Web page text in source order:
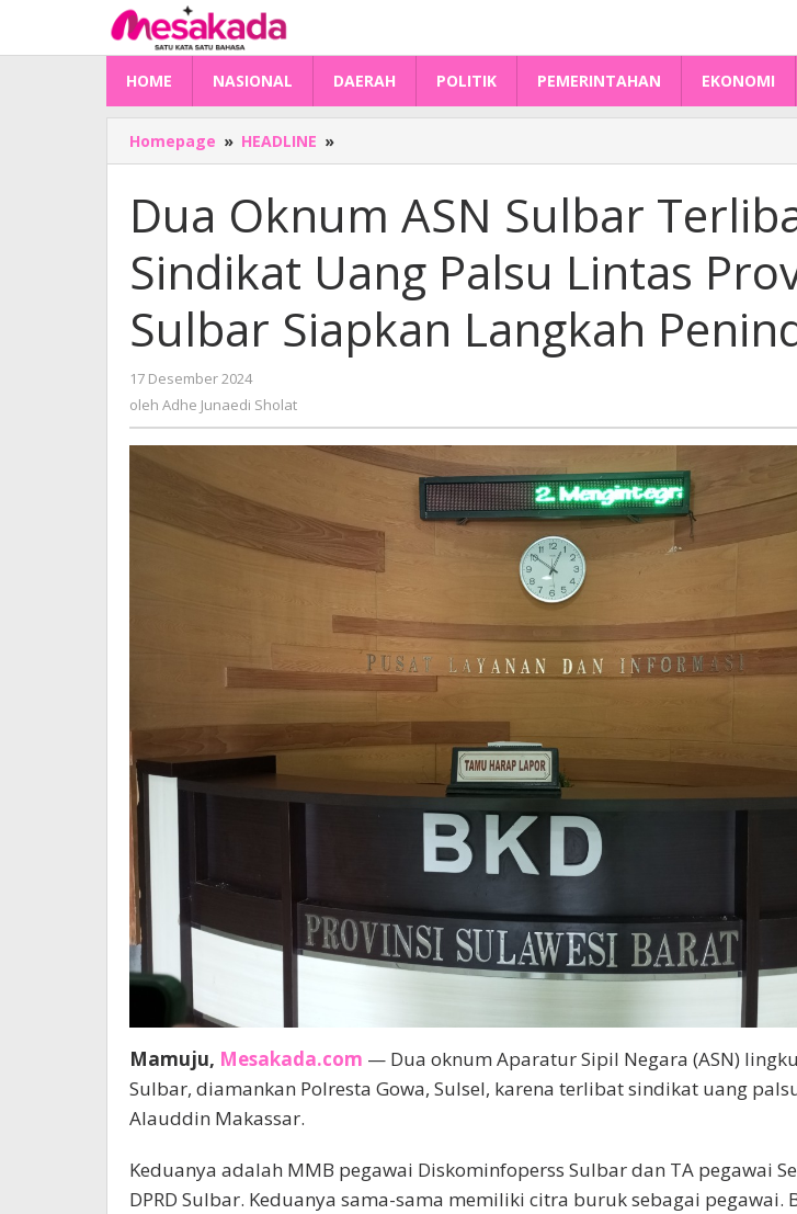
konten
HOME NASIONAL DAERAH POLITIK PEMERINTAHAN EKONOMI
Homepage » HEADLINE »
Oknum
Sulbar
Terlibat
Sindikat
Uang
Lintas
Provinsi,
Penindakan
Dua Oknum ASN Sulbar
Sindikat Uang Palsu Lintas
Sulbar Siapkan Langkah
17 Desember 2024
Adhe
oleh Adhe Junaedi Sholat
Mamuju, Mesakada.com — Dua oknum Aparatur Sipil Negara (ASN)
Sulbar, diamankan Polresta Gowa, Sulsel, karena terlibat sindikat uang
Alauddin Makassar.
Keduanya adalah MMB pegawai Diskominfoperss Sulbar dan TA pegawai
DPRD Sulbar. Keduanya sama-sama memiliki citra buruk sebagai pegawai.